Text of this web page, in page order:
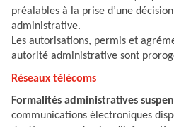
préalables à la prise d’une
administrative.
Les autorisations, permis et
autorité administrative sont
Réseaux télécoms
Formalités administratives
communications électroniques